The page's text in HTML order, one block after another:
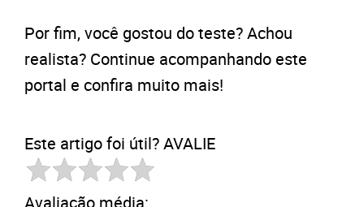
Por fim, você gostou do teste? Achou
realista? Continue acompanhando este
portal e confira muito mais!
Este artigo foi útil? AVALIE
Avaliação média: